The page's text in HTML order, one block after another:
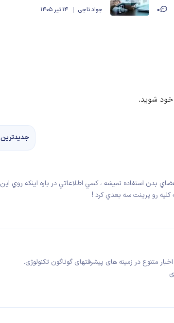
0 جواد تاجی 14 تیر 1405
خود شوید.
جدیدترین
بدن استفاده نميشه ، كسي اطلاعاتي در باره اينكه روي اين
كليه رو پرينت سه بعدي كرد !
متنوع در زمینه های پیشرفتهای گوناگون تکنولوژی.